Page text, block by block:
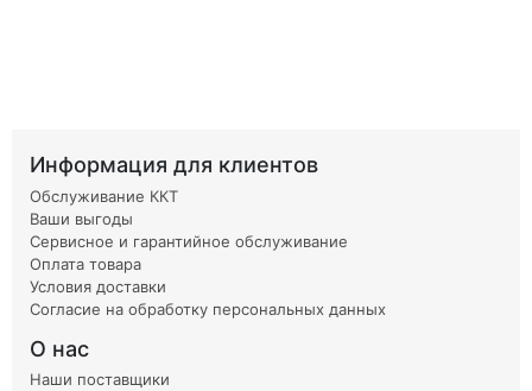
Информация для клиентов
Обслуживание ККТ
Ваши выгоды
Сервисное и гарантийное обслуживание
Оплата товара
Условия доставки
Согласие на обработку персональных данных
О нас
Наши поставщики